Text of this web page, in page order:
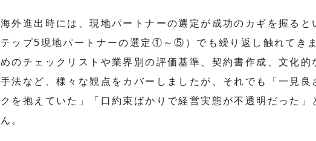
海外進出時には、現地パートナーの選定が成功のカギを握る
テップ5現地パートナーの選定①～⑤）でも繰り返し触れてき
めのチェックリストや業界別の評価基準、契約書作成、文化
手法など、様々な観点をカバーしましたが、それでも「一見
クを抱えていた」「口約束ばかりで経営実態が不透明だった
ん。